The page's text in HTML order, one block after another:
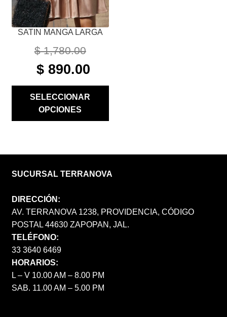
SATIN MANGA LARGA
$1,780.00
ORIGINAL
PRICE
$ 1,780.00.
$ 890.00
SELECCIONAR
OPCIONES
LA
PÁGINA
DE
PRODUCTO
SUCURSAL TERRANOVA
DIRECCIÓN:
AV. TERRANOVA 1238, PROVIDENCIA, CÓDIGO
POSTAL 44630 ZAPOPAN, JAL.
TELÉFONO:
33 3640 6469
HORARIOS:
L – V 10.00 AM – 8.00 PM
SAB. 11.00 AM – 5.00 PM